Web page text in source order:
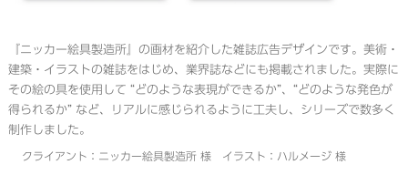
『ニッカー絵具製造所』の画材を紹介した雑誌広告デザインです。美術・
建築・イラストの雑誌をはじめ、業界誌などにも掲載されました。実際に
その絵の具を使用して “どのような表現ができるか”、“どのような発色が
得られるか” など、リアルに感じられるように工夫し、シリーズで数多く
制作しました。
クライアント：ニッカー絵具製造所 様 イラスト：ハルメージ 様